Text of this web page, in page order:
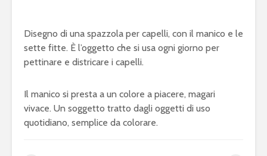
Disegno di una spazzola per capelli, con il manico e le
sette fitte. È l’oggetto che si usa ogni giorno per
pettinare e districare i capelli.
Il manico si presta a un colore a piacere, magari
vivace. Un soggetto tratto dagli oggetti di uso
quotidiano, semplice da colorare.